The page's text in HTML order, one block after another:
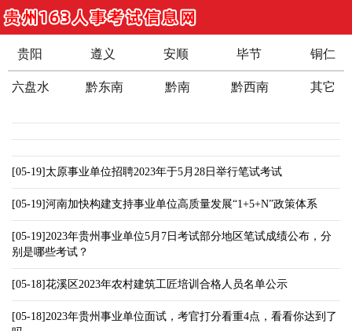
贵阳 遵义 安顺 毕节 铜仁
六盘水 黔东南 黔南 黔西南 其它
[05-19]太原事业单位招聘2023年于5月28日举行笔试考试
[05-19]河南加快构建支持事业单位高质量发展“1+5+N”政策体系
[05-19]2023年贵州事业单位5月7日考试部分地区笔试成绩公布，分
别是哪些考试？
[05-18]花溪区2023年农村建筑工匠培训合格人员名单公示
[05-18]2023年贵州事业单位面试，考官打分看重4点，看看你达到了